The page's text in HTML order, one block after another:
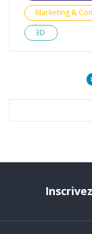
Marketing &
3D